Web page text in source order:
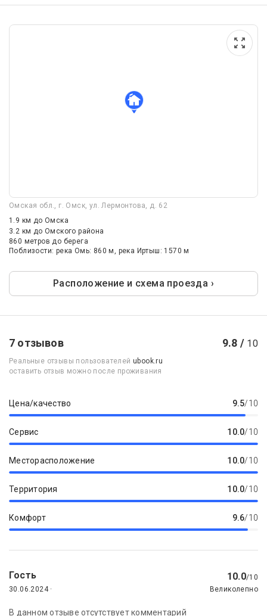
Омская обл., г. Омск, ул. Лермонтова, д. 62
1.9 км до Омска
3.2 км до Омского района
860 метров до берега
Поблизости: река Омь: 860 м, река Иртыш: 1570 м
Расположение и схема проезда ›
7 отзывов 9.8 / 10
Реальные отзывы пользователейubook.ru
оставить отзыв можно после проживания
Цена/качество 9.5/10
Сервис 10.0/10
Месторасположение 10.0/10
Территория 10.0/10
Комфорт 9.6/10
Гость 10.0/10
30.06.2024 ·
Великолепно
В данном отзыве отсутствует комментарий